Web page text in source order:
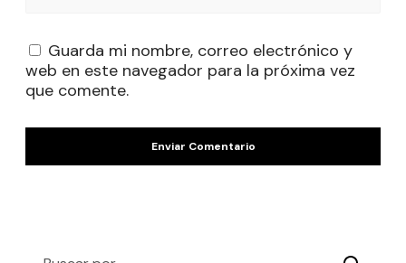
Guarda mi nombre, correo electrónico y
web en este navegador para la próxima vez
que comente.